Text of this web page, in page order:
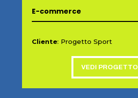
E-commerce
Cliente: Progetto Sport
VEDI PROGETTO